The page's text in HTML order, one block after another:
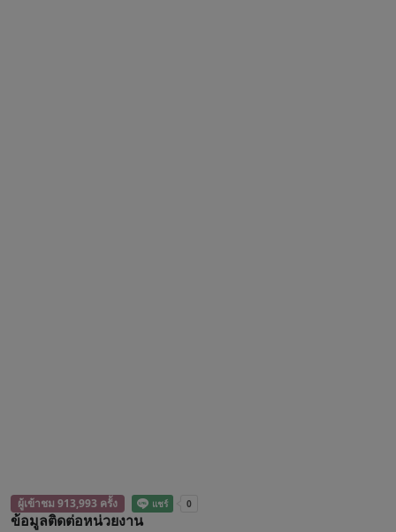
ผู้เข้าชม 913,993 ครั้ง
ข้อมูลติดต่อหน่วยงาน